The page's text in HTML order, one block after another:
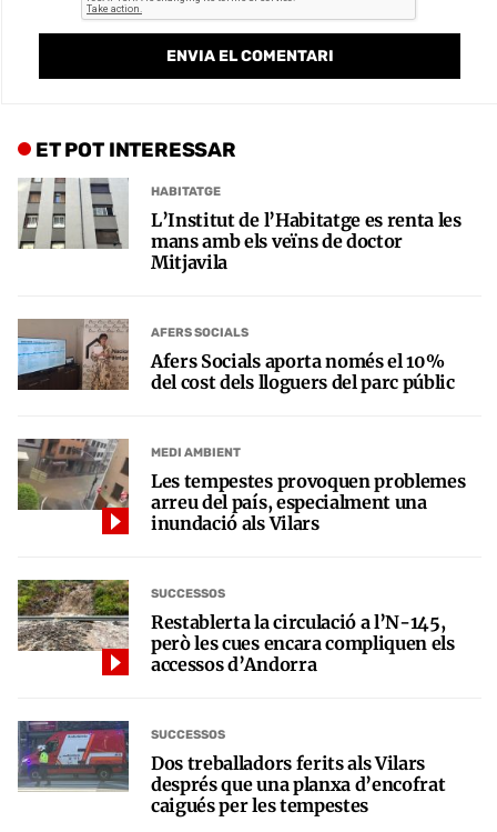
ET POT INTERESSAR
HABITATGE
L’Institut de l’Habitatge es renta les
mans amb els veïns de doctor
Mitjavila
AFERS SOCIALS
Afers Socials aporta només el 10%
del cost dels lloguers del parc públic
MEDI AMBIENT
Les tempestes provoquen problemes
arreu del país, especialment una
inundació als Vilars
SUCCESSOS
Restablerta la circulació a l’N-145,
però les cues encara compliquen els
accessos d’Andorra
SUCCESSOS
Dos treballadors ferits als Vilars
després que una planxa d’encofrat
caigués per les tempestes